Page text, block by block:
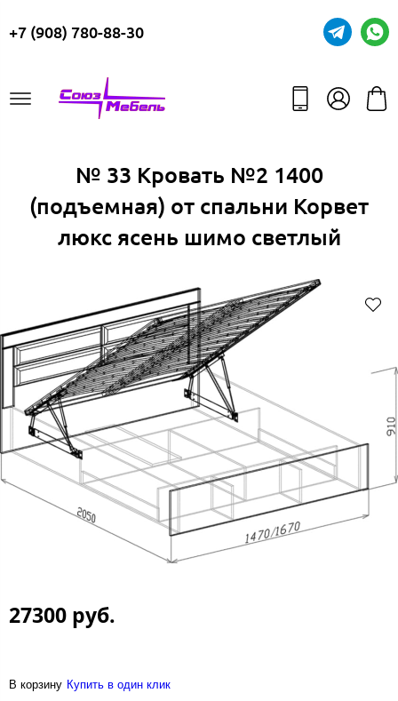
+7 (908) 780-88-30
№ 33 Кровать №2 1400
(подъемная) от спальни Корвет
люкс ясень шимо светлый
27300 руб.
В корзину Купить в один клик